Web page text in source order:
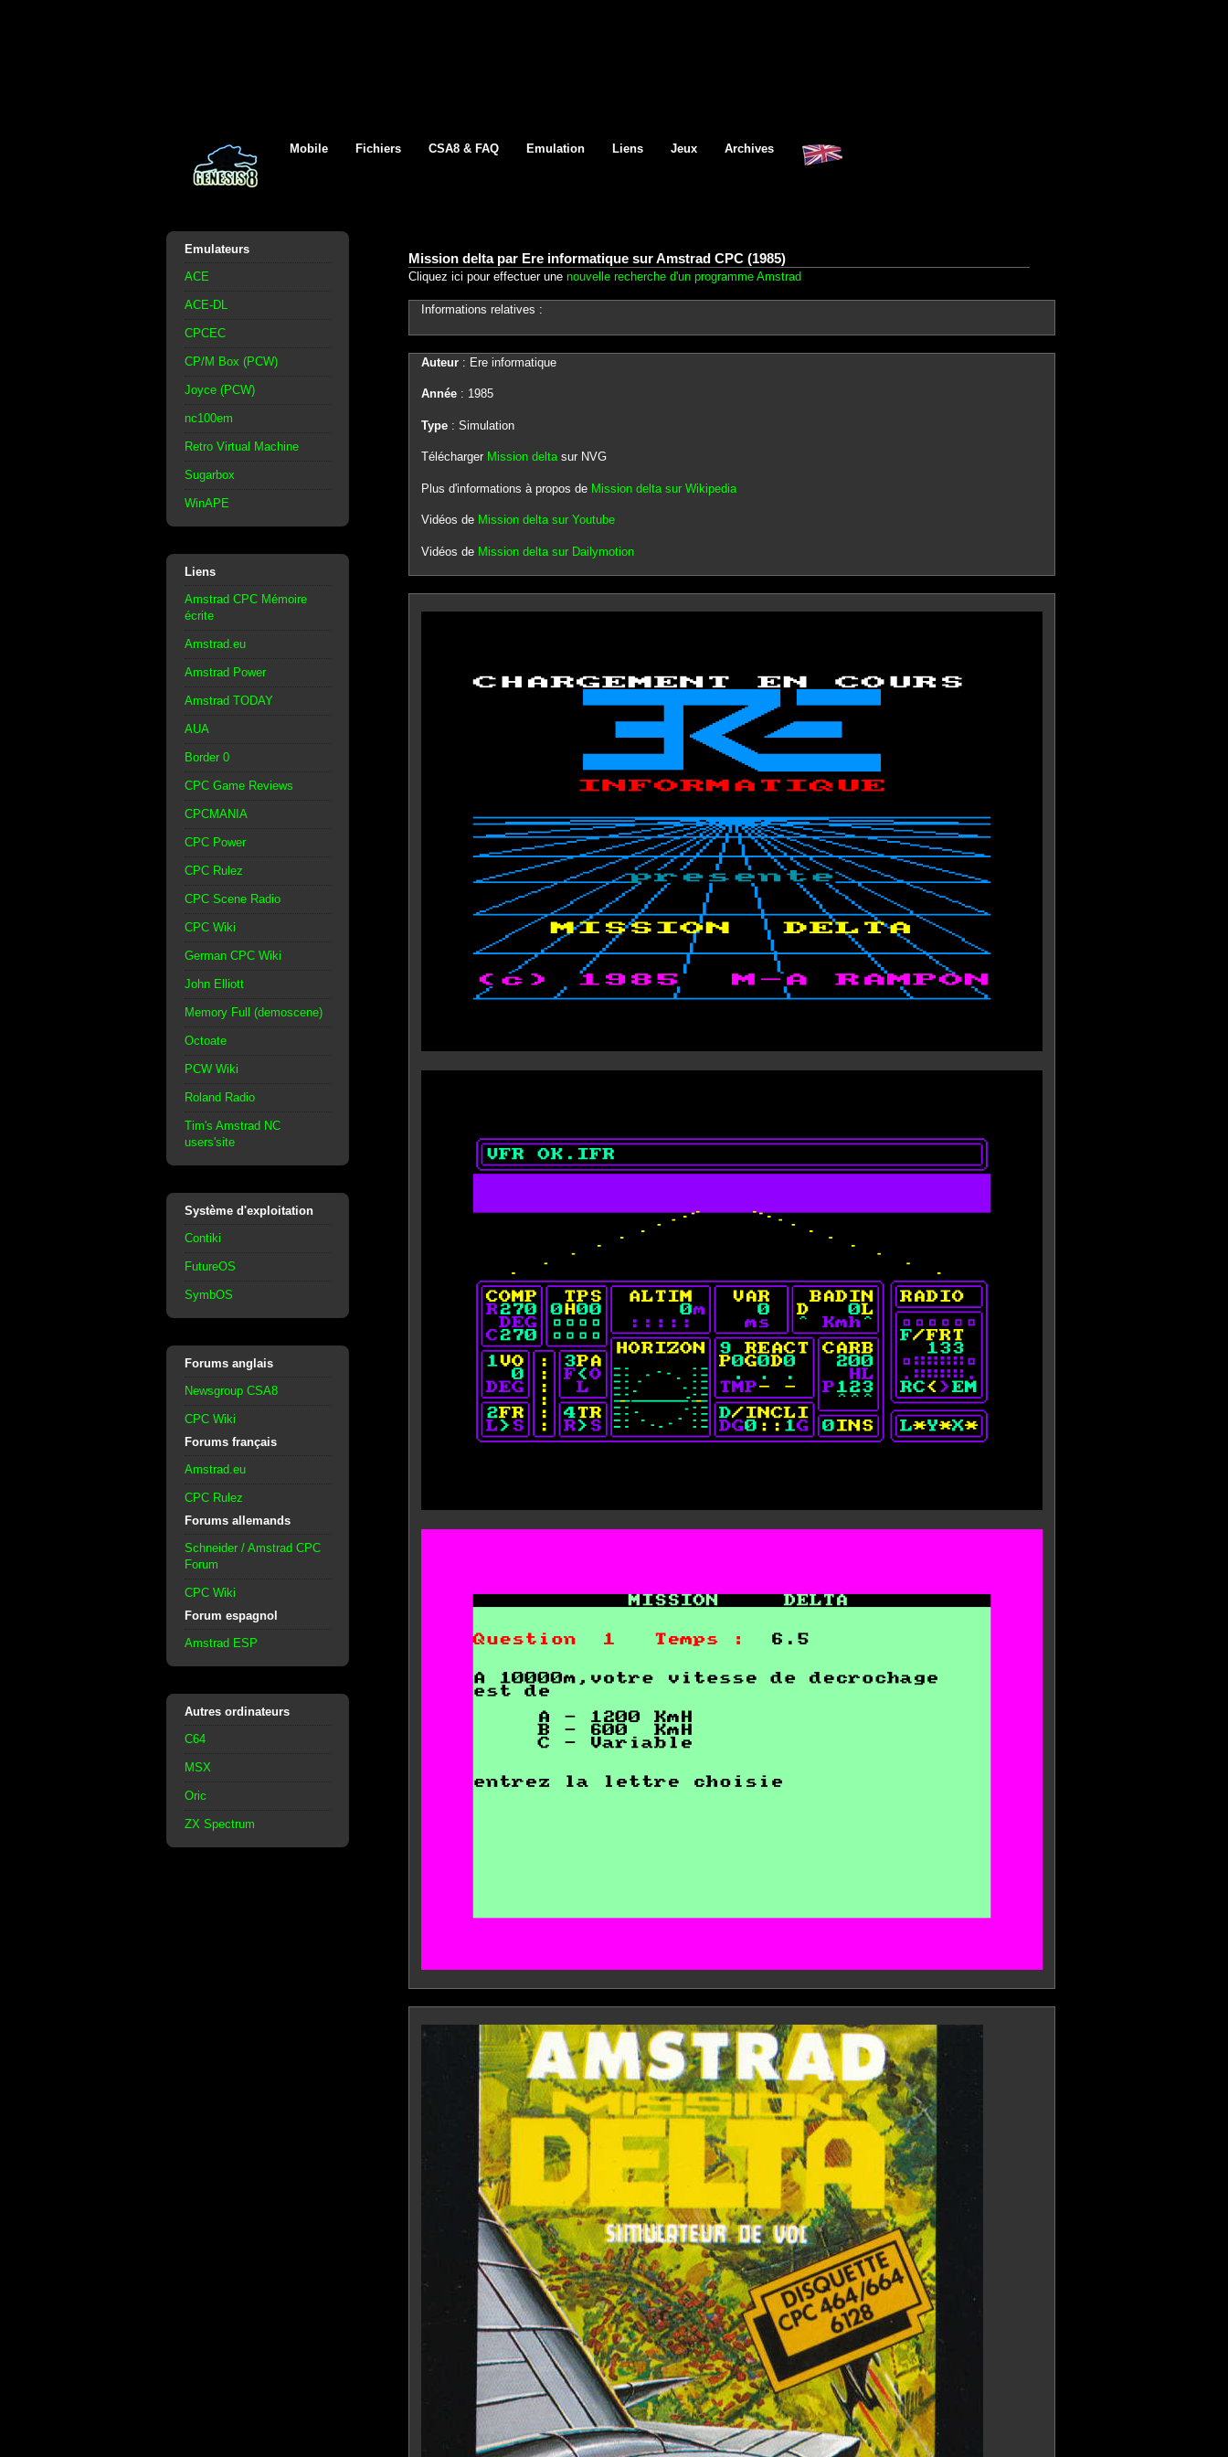
Mobile Fichiers CSA8 & FAQ Emulation Liens Jeux Archives
Emulateurs
ACE
ACE-DL
CPCEC
CP/M Box (PCW)
Joyce (PCW)
nc100em
Retro Virtual Machine
Sugarbox
WinAPE
Liens
Amstrad CPC Mémoire
écrite
Amstrad.eu
Amstrad Power
Amstrad TODAY
AUA
Border 0
CPC Game Reviews
CPCMANIA
CPC Power
CPC Rulez
CPC Scene Radio
CPC Wiki
German CPC Wiki
John Elliott
Memory Full (demoscene)
Octoate
PCW Wiki
Roland Radio
Tim's Amstrad NC
users'site
Système d'exploitation
Contiki
FutureOS
SymbOS
Forums anglais
Newsgroup CSA8
CPC Wiki
Forums français
Amstrad.eu
CPC Rulez
Forums allemands
Schneider / Amstrad CPC
Forum
CPC Wiki
Forum espagnol
Amstrad ESP
Autres ordinateurs
C64
MSX
Oric
ZX Spectrum
Mission delta par Ere informatique sur Amstrad CPC (1985)
Cliquez ici pour effectuer une nouvelle recherche d'un programme Amstrad
Informations relatives :
Auteur: Ere informatique
Année: 1985
Type: Simulation
Télécharger Mission deltasur NVG
Plus d'informations à propos de Mission delta sur Wikipedia
Vidéos de Mission delta sur Youtube
Vidéos de Mission delta sur Dailymotion